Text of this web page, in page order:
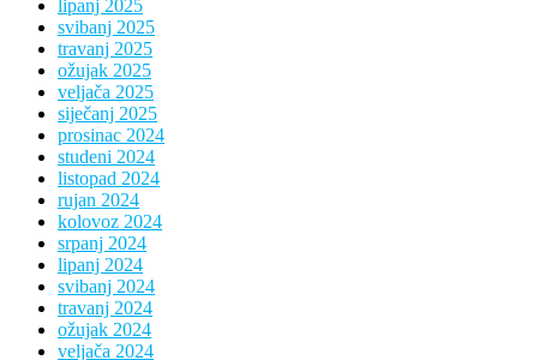
lipanj 2025
svibanj 2025
travanj 2025
ožujak 2025
veljača 2025
siječanj 2025
prosinac 2024
studeni 2024
listopad 2024
rujan 2024
kolovoz 2024
srpanj 2024
lipanj 2024
svibanj 2024
travanj 2024
ožujak 2024
veljača 2024